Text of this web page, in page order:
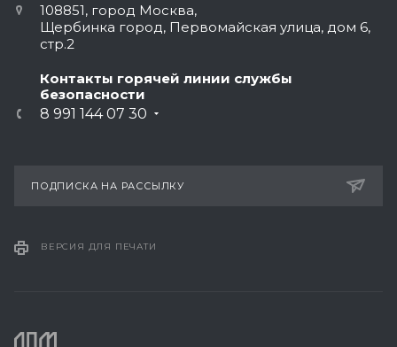
108851, город Москва,
Щербинка город, Первомайская улица, дом 6,
стр.2
Контакты горячей линии службы
безопасности
8 991 144 07 30
ПОДПИСКА НА РАССЫЛКУ
ВЕРСИЯ ДЛЯ ПЕЧАТИ